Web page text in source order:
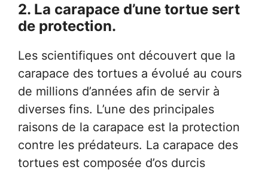
2. La carapace d’une tortue sert
de protection.
Les scientifiques ont découvert que la
carapace des tortues a évolué au cours
de millions d’années afin de servir à
diverses fins. L’une des principales
raisons de la carapace est la protection
contre les prédateurs. La carapace des
tortues est composée d’os durcis